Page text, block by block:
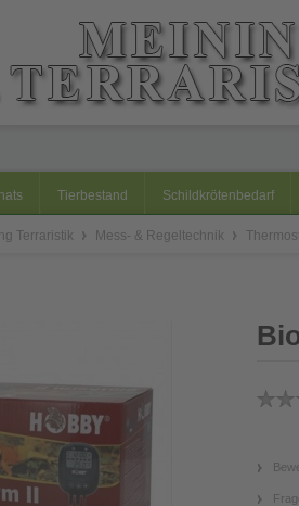
Tierbestand Schildkrötenbedarf
Terraristik Mess- & Regeltechnik